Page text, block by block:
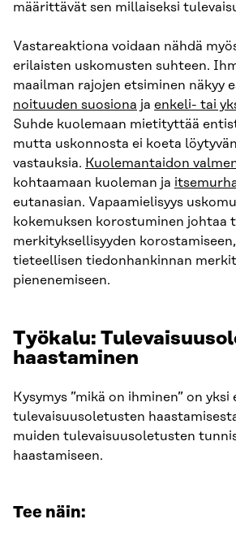
määrittävät sen millaiseksi
Vastareaktiona voidaan nähdä
erilaisten uskomusten suhteen.
maailman rajojen etsiminen näkyy
noituuden suosiona ja enkeli- tai
Suhde kuolemaan mietityttää
mutta uskonnosta ei koeta
vastauksia. Kuolemantaidon
kohtaamaan kuoleman ja
eutanasian. Vapaamielisyys
kokemuksen korostuminen johtaa
merkityksellisyyden
tieteellisen tiedonhankinnan
pienenemiseen.
Työkalu:
haastaminen
Kysymys ”mikä on ihminen” on yksi
tulevaisuusoletusten
muiden tulevaisuusoletusten
haastamiseen.
Tee näin: